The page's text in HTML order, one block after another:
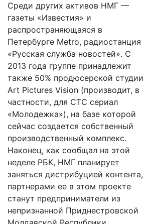
Среди других активов НМГ —
газеты «Известия» и
распространяющаяся в
Петербурге Metro, радиостанция
«Русская служба новостей». С
2013 года группе принадлежит
также 50% продюсерской студии
Art Pictures Vision (производит, в
частности, для СТС сериал
«Молодежка»), на базе которой
сейчас создается собственный
производственный комплекс.
Наконец, как сообщал на этой
неделе РБК, НМГ планирует
заняться дистрибуцией контента,
партнерами ее в этом проекте
станут предприниматели из
непризнанной Приднестровской